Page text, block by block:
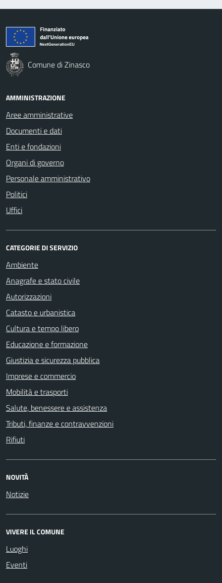
Comune di Zinasco
AMMINISTRAZIONE
Aree amministrative
Documenti e dati
Enti e fondazioni
Organi di governo
Personale amministrativo
Politici
Uffici
CATEGORIE DI SERVIZIO
Ambiente
Anagrafe e stato civile
Autorizzazioni
Catasto e urbanistica
Cultura e tempo libero
Educazione e formazione
Giustizia e sicurezza pubblica
Imprese e commercio
Mobilità e trasporti
Salute, benessere e assistenza
Tributi, finanze e contravvenzioni
Rifiuti
NOVITÀ
Notizie
VIVERE IL COMUNE
Luoghi
Eventi